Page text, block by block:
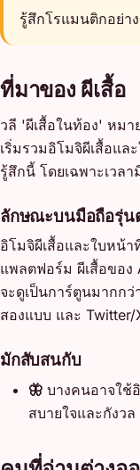
รู้สึกโรแมนติกอย่า
ที่มาของ ผีเสื้อ
วลี 'ผีเสื้อในท้อง' หม
เริ่มรวมอิโมจิผีเสื้อแล
รู้สึกนี้ โดยเฉพาะเวล
ลักษณะบนมือถือรุ่น
อิโมจิผีเสื้อและใบหน้
แพลตฟอร์ม ผีเสื้อขอ
จะดูเป็นการ์ตูนมากก
สองแบบ และ Twitter/
มักสับสนกับ
🦋 บางคนอาจใช้
สบายใจและกังวล